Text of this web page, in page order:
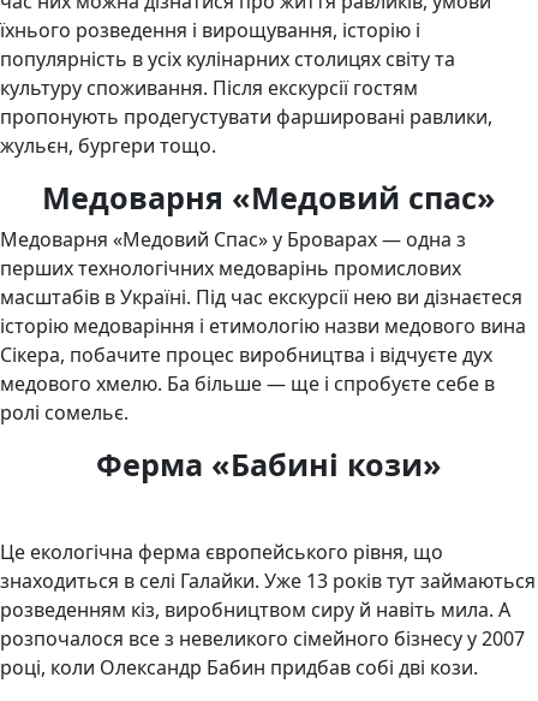
їхнього розведення і вирощування, історію і
популярність в усіх кулінарних столицях світу та
культуру споживання. Після екскурсії гостям
пропонують продегустувати фаршировані равлики,
жульєн, бургери тощо.
Медоварня «Медовий спас»
Медоварня «Медовий Спас» у Броварах — одна з
перших технологічних медоварінь промислових
масштабів в Україні. Під час екскурсії нею ви дізнаєтеся
історію медоваріння і етимологію назви медового вина
Сікера, побачите процес виробництва і відчуєте дух
медового хмелю. Ба більше — ще і спробуєте себе в
ролі сомельє.
Ферма «Бабині кози»
Це екологічна ферма європейського рівня, що
знаходиться в селі Галайки. Уже 13 років тут займаються
розведенням кіз, виробництвом сиру й навіть мила. А
розпочалося все з невеликого сімейного бізнесу у 2007
році, коли Олександр Бабин придбав собі дві кози.